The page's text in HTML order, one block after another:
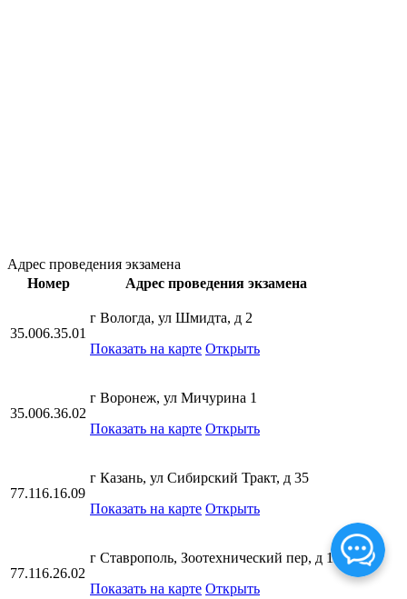
Адрес проведения экзамена
Номер
Адрес проведения экзамена
35.006.35.01
г Вологда, ул Шмидта, д 2
Показать на карте Открыть
35.006.36.02
г Воронеж, ул Мичурина 1
Показать на карте Открыть
77.116.16.09
г Казань, ул Сибирский Тракт, д 35
Показать на карте Открыть
77.116.26.02
г Ставрополь, Зоотехнический пер, д 12
Показать на карте Открыть